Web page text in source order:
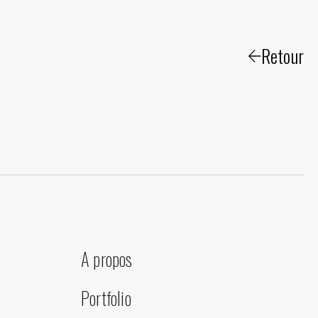
Retour
A propos
Portfolio